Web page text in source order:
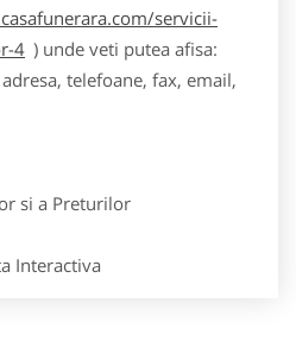
servicii-
4 ) unde veti putea afisa:
telefoane, fax, email,
si a Preturilor
Interactiva